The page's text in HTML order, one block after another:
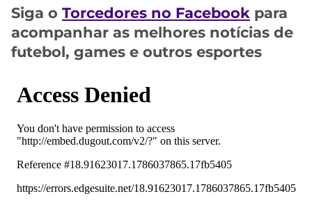
2026
GRÊMIO
ATLÉTICO
LALIGA
Siga o Torcedores no Facebook para
acompanhar as melhores notícias de
futebol, games e outros esportes